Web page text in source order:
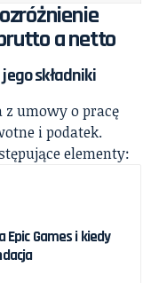
a netto
składniki
z umowy o pracę
i podatek.
elementy:
Games i kiedy